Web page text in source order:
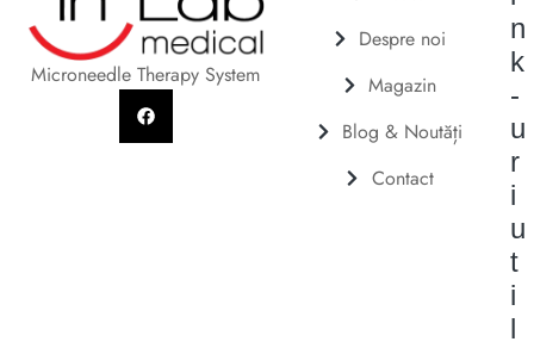
Microneedle Therapy System
Despre noi
Magazin
Blog & Noutăți
Contact
n
k
-
u
r
i
u
t
i
l